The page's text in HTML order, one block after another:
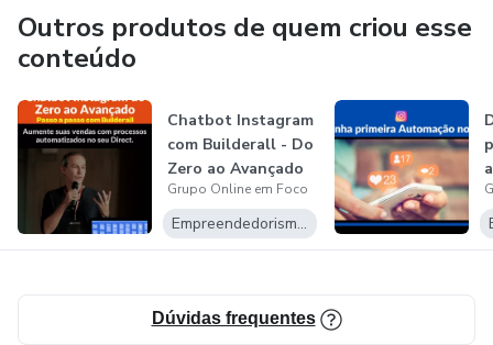
Outros produtos de quem criou esse
conteúdo
Chatbot Instagram
com Builderall - Do
Zero ao Avançado
Grupo Online em Foco
Empreendedorismo Digital
Dúvidas frequentes